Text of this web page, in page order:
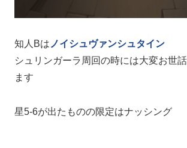
知人Bは ノイシュヴァンシュタイン
シュリンガーラ周回の時には大変お世
ます
星5-6が出たものの限定はナッシング